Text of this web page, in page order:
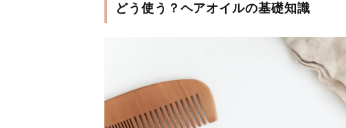
どう使う？ヘアオイルの基礎知識